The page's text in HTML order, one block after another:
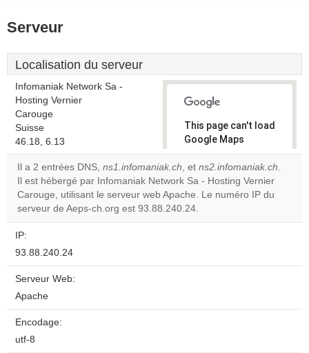
Serveur
Localisation du serveur
Infomaniak Network Sa -
Hosting Vernier
Carouge
Suisse
46.18, 6.13
This page can't load
Google Maps
correctly.
Do you
own this
website?
OK
Il a 2 entrées DNS, ns1.infomaniak.ch, et ns2.infomaniak.ch.
Il est hébergé par Infomaniak Network Sa - Hosting Vernier
Carouge, utilisant le serveur web Apache. Le numéro IP du
serveur de Aeps-ch.org est 93.88.240.24.
IP:
93.88.240.24
Serveur Web:
Apache
Encodage:
utf-8